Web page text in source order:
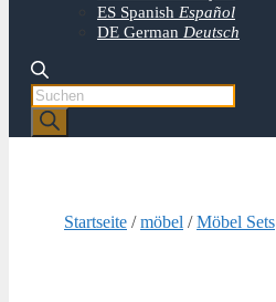
ES Spanish Español
DE German Deutsch
Products
search
Startseite /möbel /Möbel Sets